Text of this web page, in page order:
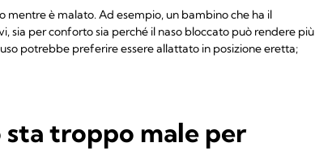
è malato. Ad esempio, un bambino che ha il
sia per conforto sia perché il naso bloccato può rendere più
potrebbe preferire essere allattato in posizione eretta;
sta troppo male per